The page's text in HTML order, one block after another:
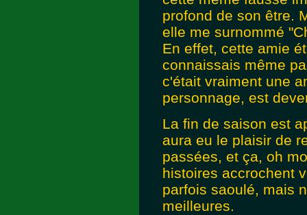
profond de son être.
elle me surnommé
En effet, cette amie
connaissais même
c'était vraiment une
personnage, est
La fin de saison est
aura eu le plaisir de
passées, et ça, oh
histoires accrochent
parfois saoulé, mais
meilleures.